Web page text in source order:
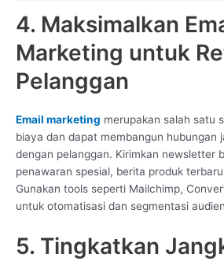
4. Maksimalkan
Marketing untuk
Pelanggan
Email marketing merupakan salah satu
biaya dan dapat membangun hubungan
dengan pelanggan. Kirimkan newsletter
penawaran spesial, berita produk
Gunakan tools seperti Mailchimp,
untuk otomatisasi dan segmentasi
5. Tingkatkan